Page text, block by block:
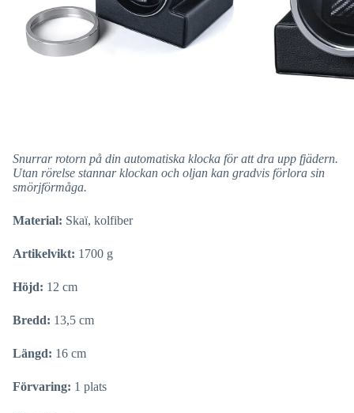
Snurrar rotorn på din automatiska klocka för att dra upp fjädern.
Utan rörelse stannar klockan och oljan kan gradvis förlora sin
smörjförmåga.
Material: Skaï, kolfiber
Artikelvikt: 1700 g
Höjd: 12 cm
Bredd: 13,5 cm
Längd: 16 cm
Förvaring: 1 plats